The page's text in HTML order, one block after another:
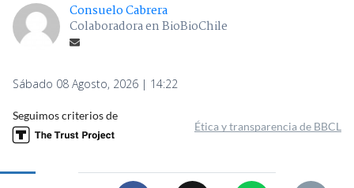
Consuelo Cabrera
Colaboradora en BioBioChile
Sábado 08 Agosto, 2026 | 14:22
Seguimos criterios de
Ética y transparencia de BBCL